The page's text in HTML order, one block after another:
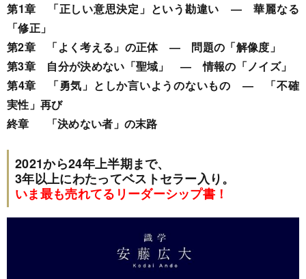
第1章 「正しい意思決定」という勘違い ― 華麗なる
「修正」
第2章 「よく考える」の正体 ― 問題の「解像度」
第3章 自分が決めない「聖域」 ― 情報の「ノイズ」
第4章 「勇気」としか言いようのないもの ― 「不確
実性」再び
終章 「決めない者」の末路
2021から24年上半期まで、
3年以上にわたってベストセラー入り。
いま最も売れてるリーダーシップ書！